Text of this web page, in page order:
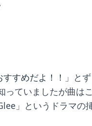
すめだよ！！ 」と
っていましたが曲は
」というドラマの